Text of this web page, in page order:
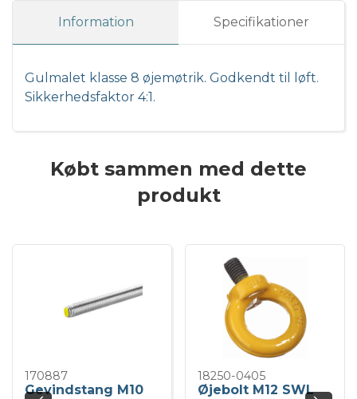
Information Specifikationer
Gulmalet klasse 8 øjemøtrik. Godkendt til løft.
Sikkerhedsfaktor 4:1.
Købt sammen med dette
produkt
170887
Gevindstang M10
18250-0405
Øjebolt M12 SWL